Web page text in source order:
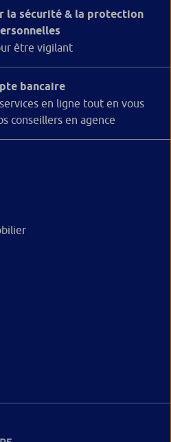
la sécurité & la protection
être vigilant
bancaire
en ligne tout en vous
conseillers en agence